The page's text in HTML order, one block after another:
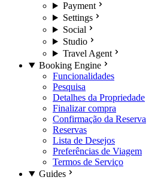
Payment
Settings
Social
Studio
Travel Agent
Booking Engine
Funcionalidades
Pesquisa
Detalhes da Propriedade
Finalizar compra
Confirmação da Reserva
Reservas
Lista de Desejos
Preferências de Viagem
Termos de Serviço
Guides